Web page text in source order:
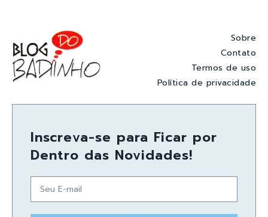
Sobre
Contato
Termos de uso
Política de privacidade
Inscreva-se para Ficar por
Dentro das Novidades!